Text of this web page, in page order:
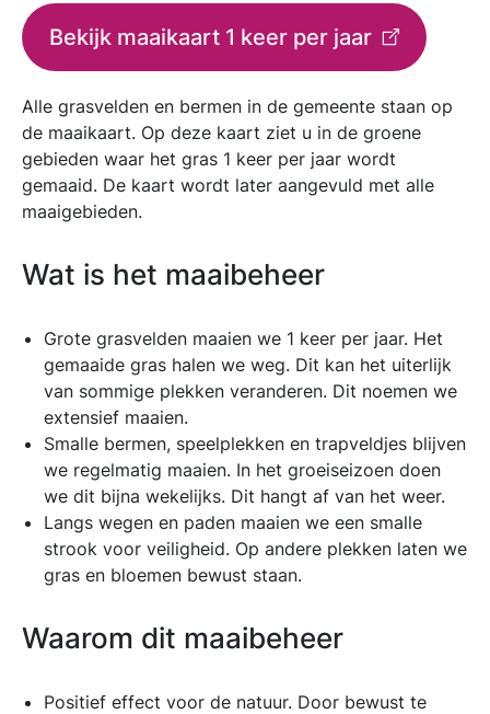
Bekijk maaikaart 1 keer per jaar
Alle grasvelden en bermen in de gemeente staan op
de maaikaart. Op deze kaart ziet u in de groene
gebieden waar het gras 1 keer per jaar wordt
gemaaid. De kaart wordt later aangevuld met alle
maaigebieden.
Wat is het maaibeheer
Grote grasvelden maaien we 1 keer per jaar. Het
gemaaide gras halen we weg. Dit kan het uiterlijk
van sommige plekken veranderen. Dit noemen we
extensief maaien.
Smalle bermen, speelplekken en trapveldjes blijven
we regelmatig maaien. In het groeiseizoen doen
we dit bijna wekelijks. Dit hangt af van het weer.
Langs wegen en paden maaien we een smalle
strook voor veiligheid. Op andere plekken laten we
gras en bloemen bewust staan.
Waarom dit maaibeheer
Positief effect voor de natuur. Door bewust te